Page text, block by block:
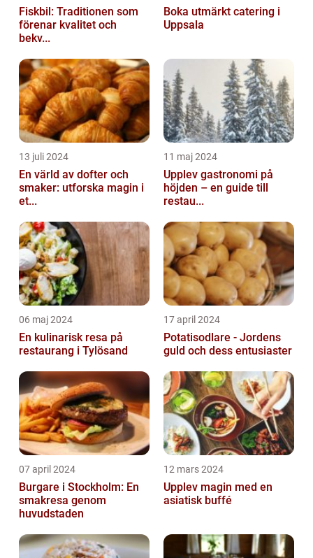
Fiskbil: Traditionen som
förenar kvalitet och
bekv...
Boka utmärkt catering i
Uppsala
13 juli 2024
En värld av dofter och
smaker: utforska magin i
et...
11 maj 2024
Upplev gastronomi på
höjden – en guide till
restau...
06 maj 2024
En kulinarisk resa på
restaurang i Tylösand
17 april 2024
Potatisodlare - Jordens
guld och dess entusiaster
07 april 2024
Burgare i Stockholm: En
smakresa genom
huvudstaden
12 mars 2024
Upplev magin med en
asiatisk buffé